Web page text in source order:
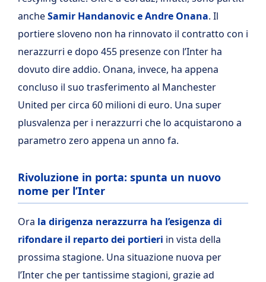
ancheSamir Handanovic e Andre Onana. Il
portiere sloveno non ha rinnovato il contratto con i
nerazzurri e dopo 455 presenze con l’Inter ha
dovuto dire addio. Onana, invece, ha appena
concluso il suo trasferimento al Manchester
United per circa 60 milioni di euro. Una super
plusvalenza per i nerazzurri che lo acquistarono a
parametro zero appena un anno fa.
Rivoluzione in porta: spunta un nuovo
nome per l’Inter
Ora la dirigenza nerazzurra ha l’esigenza di
rifondare il reparto dei portieri in vista della
prossima stagione. Una situazione nuova per
l’Inter che per tantissime stagioni, grazie ad